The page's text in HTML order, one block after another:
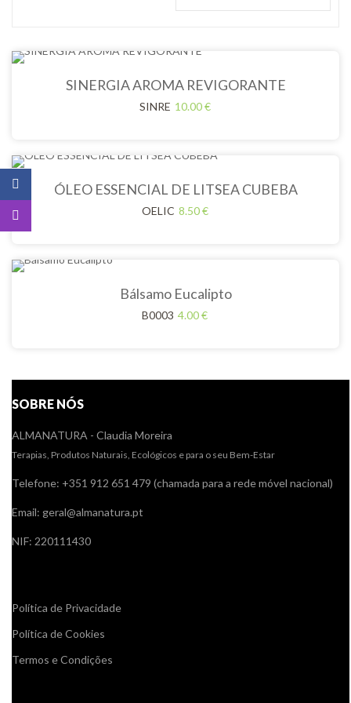
SINERGIA AROMA REVIGORANTE
SINRE 10.00€
ÓLEO ESSENCIAL DE LITSEA CUBEBA
OELIC 8.50€
Bálsamo Eucalipto
B0003 4.00€
SOBRE NÓS
ALMANATURA - Claudia Moreira
Terapias, Produtos Naturais, Ecológicos e para o seu Bem-Estar
Telefone: +351 912 651 479 (chamada para a rede móvel nacional)
Email: geral@almanatura.pt
NIF: 220111430
Política de Privacidade
Política de Cookies
Termos e Condições